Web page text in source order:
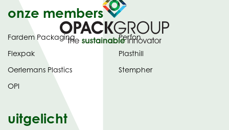
onze members
Fardem Packaging
Flexpak
Oerlemans Plastics
OPI
Perfon
Plasthill
Stempher
uitgelicht